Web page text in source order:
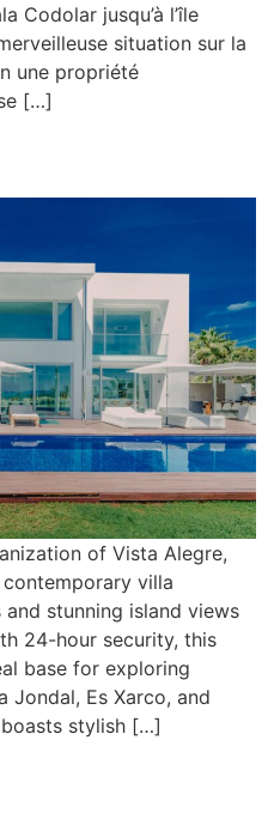
Codolar jusqu’à l’île
situation sur la
une propriété
[…]
of Vista Alegre,
villa
stunning island views
24-hour security, this
base for exploring
Jondal, Es Xarco, and
boasts stylish […]